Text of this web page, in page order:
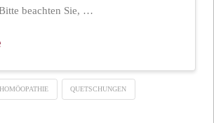
beachten Sie, …
HOMÖOPATHIE QUETSCHUNGEN